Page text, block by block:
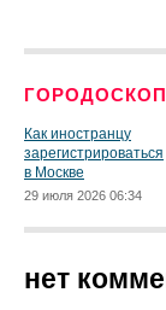
ГОРОДОСКОП
Как иностранцу
зарегистрироваться
в Москве
29 июля 2026 06:34
нет